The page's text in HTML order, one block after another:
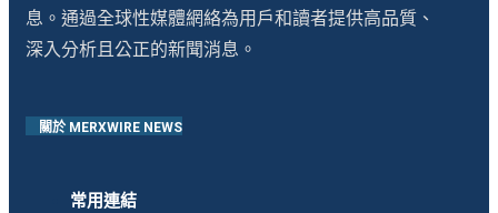
息。通過全球性媒體網絡為用戶和讀者提供高品質、
深入分析且公正的新聞消息。
關於 MERXWIRE NEWS
常用連結